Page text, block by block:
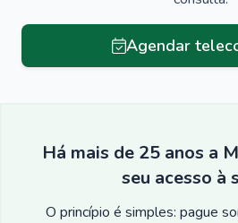
Agendar
Há mais de 25 anos a
seu acesso à
O princípio é simples: pague